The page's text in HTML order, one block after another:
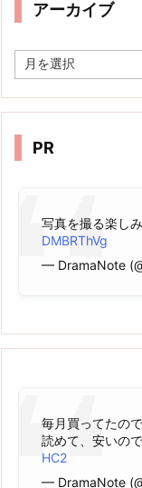
アーカイブ
ー
イ
PR
写真を撮る楽し
DMBRThVg
— DramaNote
毎月買ってたの
読めて、安いの
HC2
— DramaNote